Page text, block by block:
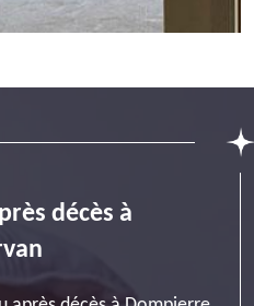
décès à